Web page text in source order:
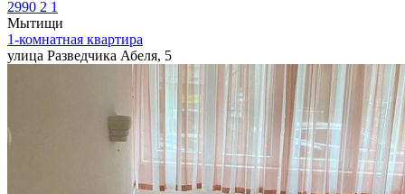
2990 2 1
Мытищи
1-комнатная квартира
улица Разведчика Абеля, 5